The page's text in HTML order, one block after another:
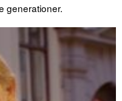
generationer.